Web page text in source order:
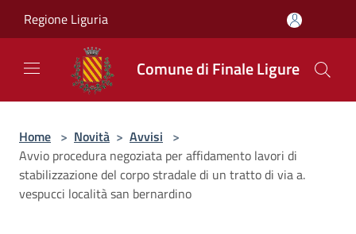
Regione Liguria
Comune di Finale Ligure
Home > Novità > Avvisi >
Avvio procedura negoziata per affidamento lavori di
stabilizzazione del corpo stradale di un tratto di via a.
vespucci località san bernardino